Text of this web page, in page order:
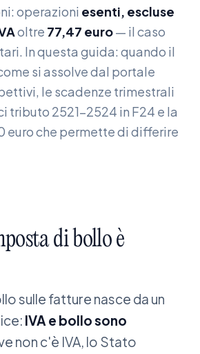
operazioni esenti, escluse
oltre 77,47 euro— il caso
In questa guida: quando il
si assolve dal portale
le scadenze trimestrali
tributo 2521-2524 in F24 e la
euro che permette di differire
di bolloè
sulle fatture nasce da un
IVA e bollo sono
non c'è IVA, lo Stato